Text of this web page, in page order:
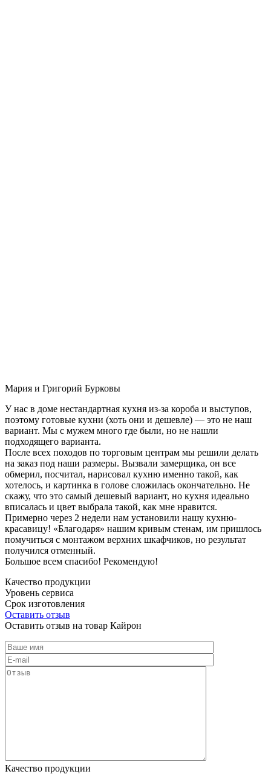
Мария и Григорий Бурковы
У нас в доме нестандартная кухня из-за короба и выступов,
поэтому готовые кухни (хоть они и дешевле) — это не наш
вариант. Мы с мужем много где были, но не нашли
подходящего варианта.
После всех походов по торговым центрам мы решили делать
на заказ под наши размеры. Вызвали замерщика, он все
обмерил, посчитал, нарисовал кухню именно такой, как
хотелось, и картинка в голове сложилась окончательно. Не
скажу, что это самый дешевый вариант, но кухня идеально
вписалась и цвет выбрала такой, как мне нравится.
Примерно через 2 недели нам установили нашу кухню-
красавицу! «Благодаря» нашим кривым стенам, им пришлось
помучиться с монтажом верхних шкафчиков, но результат
получился отменный.
Большое всем спасибо! Рекомендую!
Качество продукции
Уровень сервиса
Срок изготовления
Оставить отзыв
Оставить отзыв на товар Кайрон
Качество продукции